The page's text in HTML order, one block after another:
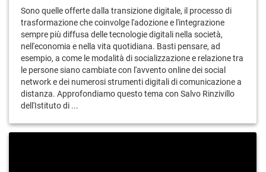
Sono quelle offerte dalla transizione digitale, il processo di
trasformazione che coinvolge l'adozione e l'integrazione
sempre più diffusa delle tecnologie digitali nella società,
nell'economia e nella vita quotidiana. Basti pensare, ad
esempio, a come le modalità di socializzazione e relazione tra
le persone siano cambiate con l'avvento online dei social
network e dei numerosi strumenti digitali di comunicazione a
distanza. Approfondiamo questo tema con Salvo Rinzivillo
dell'Istituto di ...